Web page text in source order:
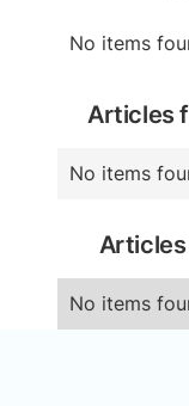
No items
Articles
No items
No items